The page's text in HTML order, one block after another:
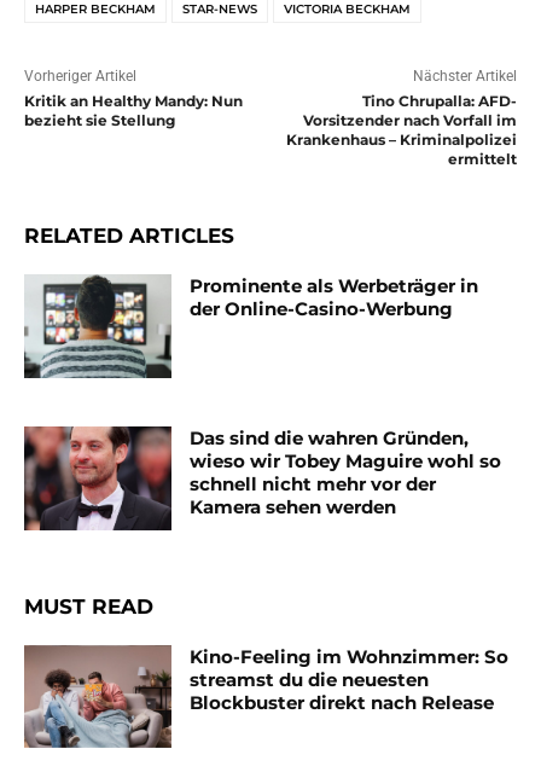
HARPER BECKHAM STAR-NEWS VICTORIA BECKHAM
Vorheriger Artikel
Kritik an Healthy Mandy: Nun
bezieht sie Stellung
Nächster Artikel
Tino Chrupalla: AFD-
Vorsitzender nach Vorfall im
Krankenhaus – Kriminalpolizei
ermittelt
RELATED ARTICLES
Prominente als Werbeträger in
der Online-Casino-Werbung
Das sind die wahren Gründen,
wieso wir Tobey Maguire wohl so
schnell nicht mehr vor der
Kamera sehen werden
MUST READ
Kino-Feeling im Wohnzimmer: So
streamst du die neuesten
Blockbuster direkt nach Release